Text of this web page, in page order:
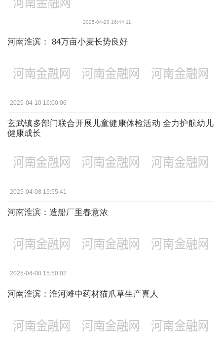
2025-04-20 16:44:11
河南淮滨： 84万亩小麦长势良好
2025-04-10 16:00:06
玄武镇多部门联合开展儿童健康体检活动 全力护航幼儿
健康成长
2025-04-08 15:55:41
河南淮滨：造船厂里春意浓
2025-04-08 15:50:02
河南淮滨：淮河滩中药材猫爪草生产喜人